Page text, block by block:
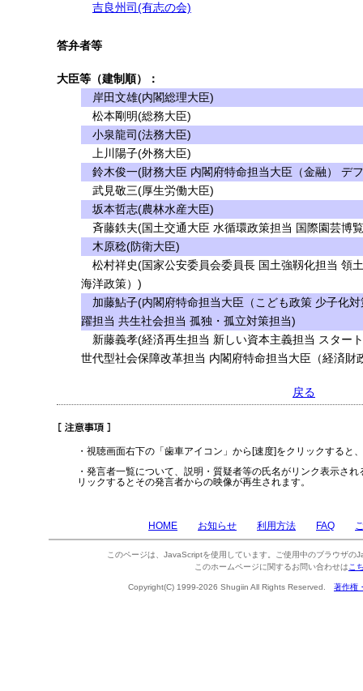
吉良州司(有志の会)
答弁者等
大臣等（建制順）：
岸田文雄(内閣総理大臣)
松本剛明(総務大臣)
小泉龍司(法務大臣)
上川陽子(外務大臣)
鈴木俊一(財務大臣 内閣府特命担当大臣（金融） デ
武見敬三(厚生労働大臣)
坂本哲志(農林水産大臣)
斉藤鉄夫(国土交通大臣 水循環政策担当 国際園芸博
木原稔(防衛大臣)
松村祥史(国家公安委員会委員長 国土強靱化担当 領
海洋政策）)
加藤鮎子(内閣府特命担当大臣（こども政策 少子化
躍担当 共生社会担当 孤独・孤立対策担当)
新藤義孝(経済再生担当 新しい資本主義担当 スター
世代型社会保障改革担当 内閣府特命担当大臣（経済財
戻る
・視聴画面右下の「歯車アイコン」から[速度]をクリックすると
・発言者一覧について、説明・質疑者等の氏名がリンク表示さ
リックするとその発言者からの映像が再生されます。
HOME お知らせ 利用方法 FAQ
このページは、JavaScriptを使用しています。ご使用中のブラウザの
このホームページに関するお問い合わせは こ
Copyright(C) 1999-2026 Shugiin All Rights Reserved. 著作権